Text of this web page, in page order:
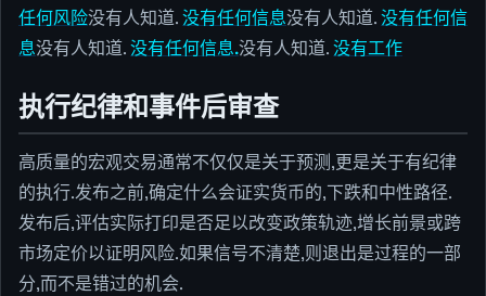
任何风险没有人知道.没有任何信息没有人知道.没有任何信
息没有人知道.没有任何信息.没有人知道.没有工作
执行纪律和事件后审查
高质量的宏观交易通常不仅仅是关于预测,更是关于有纪律
的执行.发布之前,确定什么会证实货币的,下跌和中性路径.
发布后,评估实际打印是否足以改变政策轨迹,增长前景或跨
市场定价以证明风险.如果信号不清楚,则退出是过程的一部
分,而不是错过的机会.